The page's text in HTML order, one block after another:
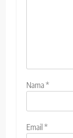
Nama*
Email *